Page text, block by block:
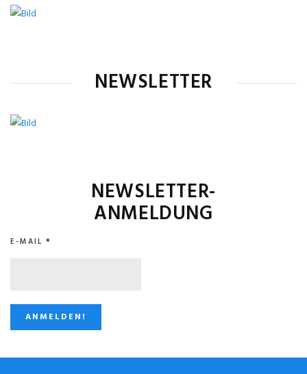
NEWSLETTER
NEWSLETTER-
ANMELDUNG
E-MAIL *